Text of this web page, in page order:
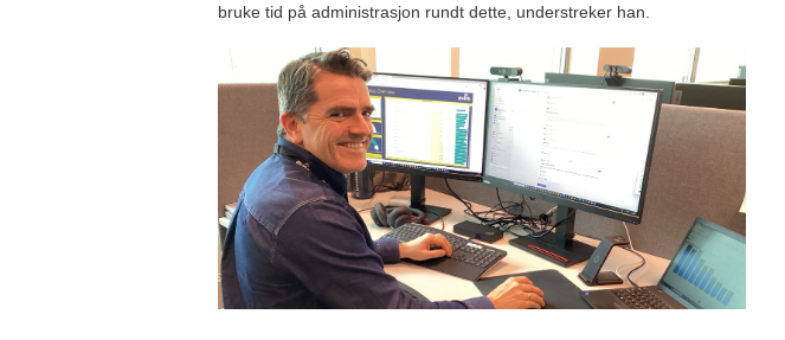
bruke tid på administrasjon rundt dette, understreker han.